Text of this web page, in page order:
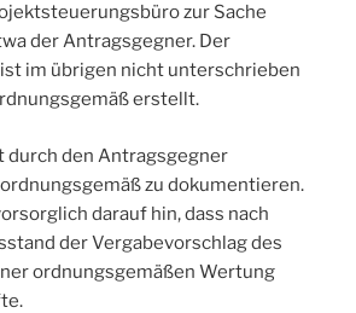
zur Sache
der Antragsgegner. Der
im übrigen nicht unterschrieben
erstellt.
durch den Antragsgegner
zu dokumentieren.
darauf hin, dass nach
der Vergabevorschlag des
ordnungsgemäßen Wertung